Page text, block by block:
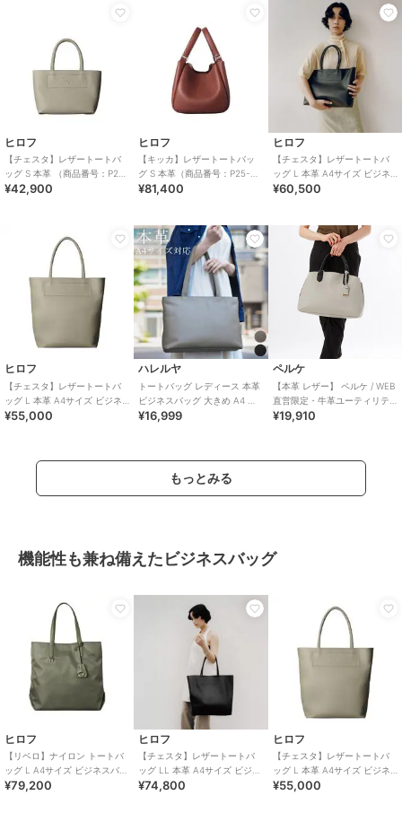
ヒロフ
【チェスタ】レザートートバ
ッグ S 本革 （商品番号：P25
－30530）
¥42,900
ヒロフ
【キッカ】レザートートバッ
グ S 本革（商品番号：P25-
35662）
¥81,400
ヒロフ
【チェスタ】レザートートバ
ッグ L 本革 A4サイズ ビジネ
スバッグ ※WEB限定（商品番
¥60,500
ヒロフ
【チェスタ】レザートートバ
ッグ L 本革 A4サイズ ビジネ
スバッグ（商品番号：P25-
¥55,000
ハレルヤ
トートバッグ レディース 本革
ビジネスバッグ 大きめ A4 大
容量 軽量 おしゃれ
¥16,999
ペルケ
【本革 レザー】 ペルケ / WEB
直営限定・牛革ユーティリテ
ィA4・2wayトートバッグ
¥19,910
もっとみる
機能性も兼ね備えたビジネスバッグ
ヒロフ
【リベロ】ナイロン トートバ
ッグ L A4サイズ ビジネスバッ
グ（商品番号：P25-39314）
¥79,200
ヒロフ
【チェスタ】レザートートバ
ッグ LL 本革 A4サイズ ビジネ
スバッグ ※WEB限定（商品番
¥74,800
ヒロフ
【チェスタ】レザートートバ
ッグ L 本革 A4サイズ ビジネ
スバッグ（商品番号：P25-
¥55,000